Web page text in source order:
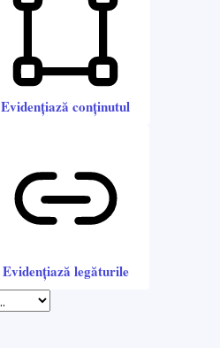
Evidențiază conținutul
Evidențiază legăturile